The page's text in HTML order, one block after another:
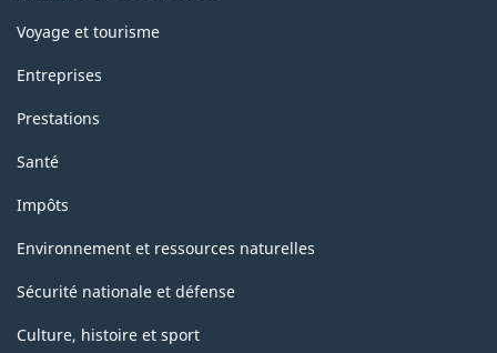
Voyage et tourisme
Entreprises
Prestations
Santé
Impôts
Environnement et ressources naturelles
Sécurité nationale et défense
Culture, histoire et sport